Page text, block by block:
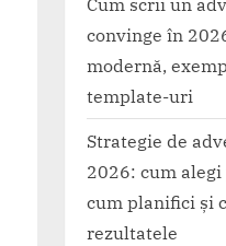
convinge în
modernă,
template-uri
Strategie de
2026: cum
cum planifici și
rezultatele